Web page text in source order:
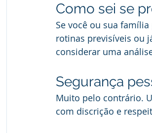
Como sei se
Se você ou sua
rotinas previsíveis ou
considerar uma
Segurança
Muito pelo contrário.
com discrição e